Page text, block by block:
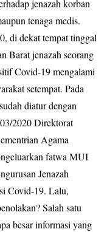
jenazah korban
tenaga medis.
di dekat tempat tinggal
Barat jenazah seorang
Covid-19 mengalami
setempat. Pada
diatur dengan
2020 Direktorat
Agama
fatwa MUI
Jenazah
Covid-19. Lalu,
Salah satu
besar informasi yang